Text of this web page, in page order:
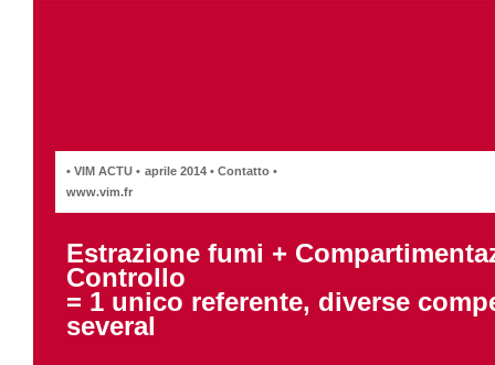
• VIM ACTU • aprile 2014 • Contatto •
www.vim.fr
Estrazione fumi +
Controllo
= 1 unico referente, diverse
several